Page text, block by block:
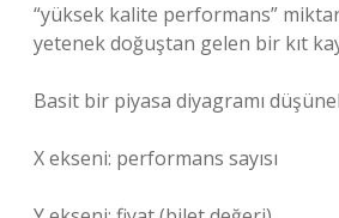
“yüksek kalite performans”
yetenek doğuştan gelen bir kıt
Basit bir piyasa diyagramı
X ekseni: performans sayısı